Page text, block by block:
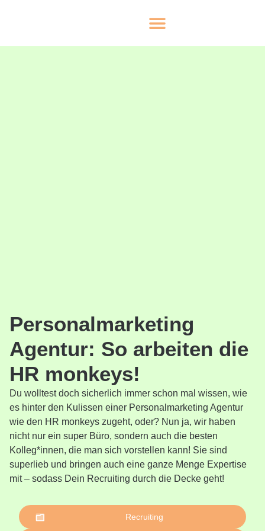
Personalmarketing
Agentur: So arbeiten die
HR monkeys!
Du wolltest doch sicherlich immer schon mal wissen, wie
es hinter den Kulissen einer Personalmarketing Agentur
wie den HR monkeys zugeht, oder? Nun ja, wir haben
nicht nur ein super Büro, sondern auch die besten
Kolleg*innen, die man sich vorstellen kann! Sie sind
superlieb und bringen auch eine ganze Menge Expertise
mit – sodass Dein Recruiting durch die Decke geht!
Recruiting